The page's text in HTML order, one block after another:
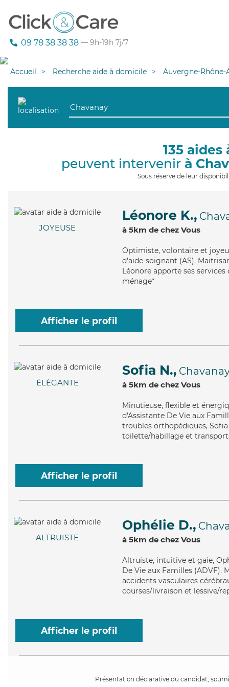
09 78 38 38 38 — 9h-19h 7j/7
Accueil Recherche aide à domicile Auvergne-Rhône-
135
peuvent intervenir à
Sous réserve de leur
JOYEUSE
Léonore K.,
à 5km de chez Vous
Optimiste, volontaire et
d'aide-soignant (AS).
Léonore apporte ses
ménage*
Afficher le profil
ÉLÉGANTE
Sofia N.,
à 5km de chez Vous
Minutieuse, flexible et
d'Assistante De Vie aux
troubles orthopédiques, Sofia
toilette/habillage et
Afficher le profil
ALTRUISTE
Ophélie D.,
à 5km de chez Vous
Altruiste, intuitive et gaie,
De Vie aux Familles (ADVF).
accidents vasculaires
courses/livraison et lessive/
Afficher le profil
Présentation déclarative du candidat,